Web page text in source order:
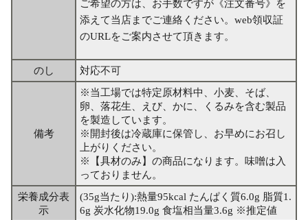
ご希望の方は、お手数ですが《注文番号》を
添えて当店までご連絡ください。web領収証
のURLをご案内させて頂きます。
のし 対応不可
備考
※当工場では特定原材料中、小麦、そば、
卵、落花生、えび、かに、くるみを含む製品
を製造しています。
※開封後は冷蔵庫に保管し、お早めにお召し
上がりください。
※【具材のみ】の商品になります。味噌は入
っておりません。
栄養成分表
示
(35g当たり):熱量95kcal たんぱく質6.0g 脂質1.
6g 炭水化物19.0g 食塩相当量3.6g ※推定値